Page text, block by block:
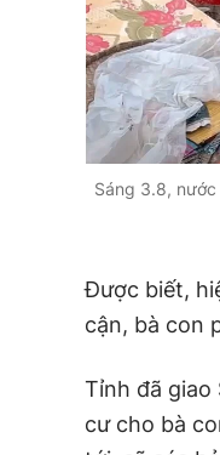
Sáng 3.8,
Được biết,
cận, bà con
Tỉnh đã giao
cư cho bà